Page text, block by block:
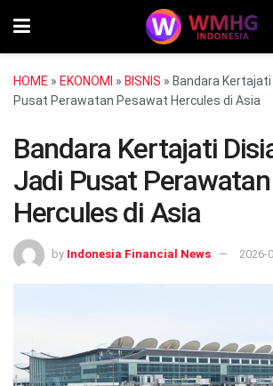
HOME » EKONOMI » BISNIS » Bandara
Pusat Perawatan Pesawat Hercules di Asia
Bandara Kertajati
Jadi Pusat
Hercules di Asia
by Indonesia Financial News 2026-